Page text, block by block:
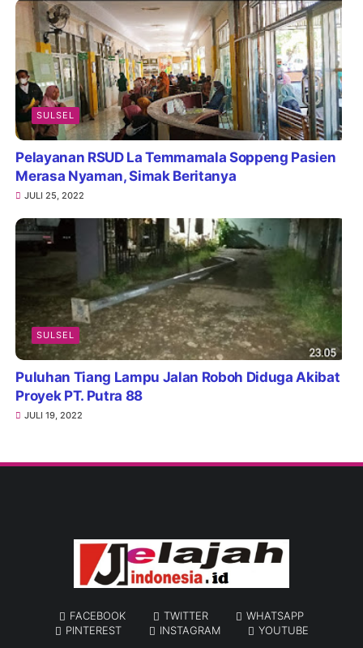
SULSEL
Pelayanan RSUD La Temmamala Soppeng Pasien
Merasa Nyaman, Simak Beritanya
JULI 25, 2022
SULSEL
Puluhan Tiang Lampu Jalan Roboh Diduga Akibat
Proyek PT. Putra 88
JULI 19, 2022
FACEBOOK TWITTER
WHATSAPP
PINTEREST
INSTAGRAM YOUTUBE